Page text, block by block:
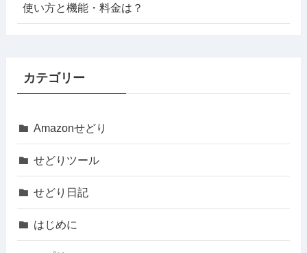
使い方と機能・料金は？
カテゴリー
Amazonせどり
せどりツール
せどり日記
はじめに